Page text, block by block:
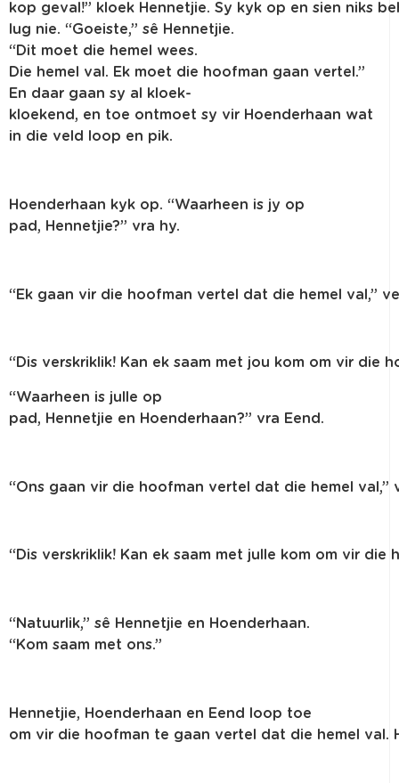
kop geval !” kloek Hennetjie. Sy kyk op en sien niks
lug nie. “Goeiste,” sê Hennetjie.
“ Dit moet die hemel
wees.
Die hemel val. Ek moet die hoofman gaan vertel .”
En daar gaan sy al
kloek-
kloekend , en toe ontmoet sy vir Hoenderhaan wat
in die veld loop en pik.
Hoenderhaan kyk op. “Waarheen is jy op
pad, Hennetjie?” vra hy.
“Ek gaan vir die hoofman vertel dat die hemel val,”
“Dis verskriklik! Kan ek saam met jou kom om vir die
“Waarheen is julle op
pad, Hennetjie en Hoenderhaan?” vra Eend .
“Ons gaan vir die hoofman vertel dat die hemel val,”
“Dis verskriklik! Kan ek saam met julle kom om vir die
“ Natuurlik,” sê Hennetjie en Hoenderhaan.
“Kom saam met ons.”
Hennetjie, Hoenderhaan en Eend
loop toe
om vir die hoofman te gaan vertel dat die hemel val.